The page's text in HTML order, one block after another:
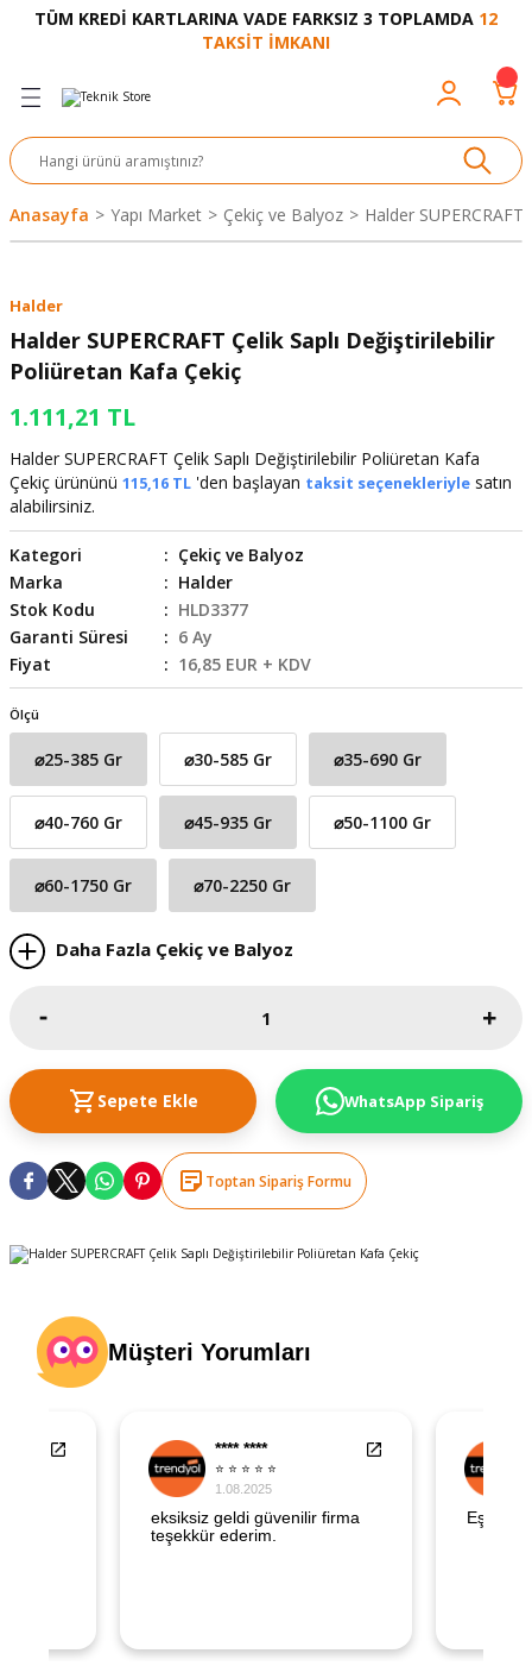
TÜM KREDİ KARTLARINA VADE FARKSIZ 3 TOPLAMDA 12
TAKSİT İMKANI
Geri Dön
Siperlik
Geri Dön
Bot
Geri Dön
ve Aksesuar
Makinesi
Üfleme
Geri Dön
Makinesi
Geri Dön
Geri Dön
Bantlar
Geri Dön
Geri Dön
ve Ürünleri
Cobot
Geri Dön
ve Aksesuarı
Anasayfa Yapı Market Çekiç ve Balyoz Halder
Halder
Halder SUPERCRAFT Çelik Saplı Değiştirilebilir
Poliüretan Kafa Çekiç
1.111,21 TL
Halder SUPERCRAFT Çelik Saplı Değiştirilebilir Poliüretan Kafa
Çekiç ürününü 115,16 TL 'den başlayan taksit seçenekleriyle satın
alabilirsiniz.
Kategori
Çekiç ve Balyoz
Marka
Halder
Stok Kodu
HLD3377
Garanti Süresi
6 Ay
Fiyat
16,85 EUR + KDV
Ölçü
⌀25-385 Gr ⌀30-585 Gr ⌀35-690 Gr
⌀40-760 Gr ⌀45-935 Gr ⌀50-1100 Gr
⌀60-1750 Gr ⌀70-2250 Gr
Daha Fazla Çekiç ve Balyoz
Sepete Ekle WhatsApp Sipariş
Toptan Sipariş Formu